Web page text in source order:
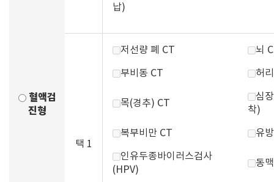
혈액검
진형
납)
택 1
저선량 폐 CT 뇌
부비동 CT 허
목(경추) CT
심
착)
복부비만 CT 유
인유두종바이러스검사
(HPV)
동